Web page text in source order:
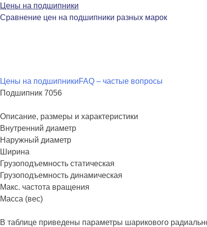
Цены на подшипники
Сравнение цен на подшипники разных марок
Перейти
к
Цены на подшипникиFAQ – частые вопросы
Подшипник 7056
Описание, размеры и характеристики
Внутренний диаметр
Наружный диаметр
Ширина
Грузоподъемность статическая
Грузоподъемность динамическая
Макс. частота вращения
Масса (вес)
В таблице приведены параметры шарикового